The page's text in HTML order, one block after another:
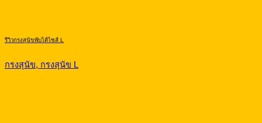
รีวิวกรงสุนัขพับได้ไซส์ L
กรงสุนัข, กรงสุนัข L